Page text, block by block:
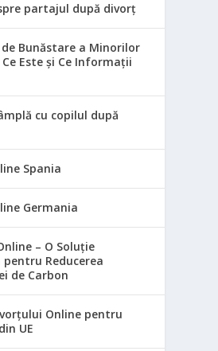
partajul după divorț
Bunăstare a Minorilor
Este și Ce Informații
cu copilul după
Spania
Germania
– O Soluție
pentru Reducerea
de Carbon
Online pentru
UE